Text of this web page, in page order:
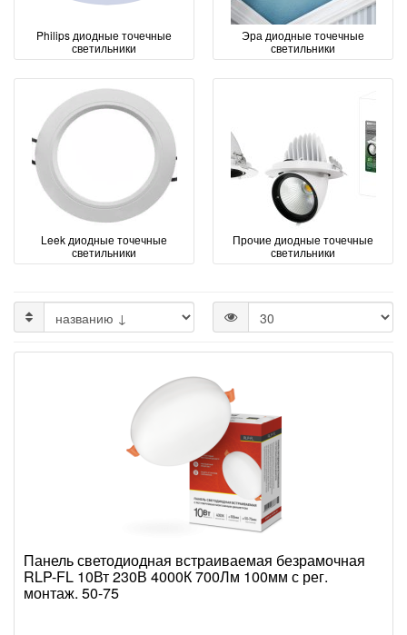
Philips диодные точечные
светильники
Эра диодные точечные
светильники
Leek диодные точечные
светильники
Прочие диодные точечные
светильники
Панель светодиодная встраиваемая безрамочная
RLP-FL 10Вт 230В 4000К 700Лм 100мм с рег.
монтаж. 50-75